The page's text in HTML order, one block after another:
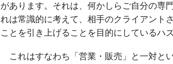
があります。それは、何かしらご自分の専
れは常識的に考えて、相手のクライアント
ことを引き上げることを目的にしているハ
これはすなわち「営業・販売」と一対と